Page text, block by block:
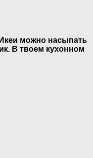
можно насыпать
В твоем кухонном